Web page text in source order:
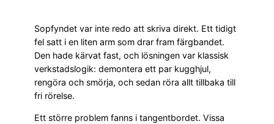
Sopfyndet var inte redo att skriva direkt. Ett tidigt
fel satt i en liten arm som drar fram färgbandet.
Den hade kärvat fast, och lösningen var klassisk
verkstadslogik: demontera ett par kugghjul,
rengöra och smörja, och sedan röra allt tillbaka till
fri rörelse.
Ett större problem fanns i tangentbordet. Vissa